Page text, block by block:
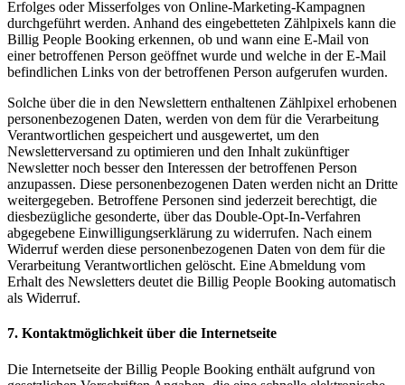
Erfolges oder Misserfolges von Online-Marketing-Kampagnen
durchgeführt werden. Anhand des eingebetteten Zählpixels kann die
Billig People Booking erkennen, ob und wann eine E-Mail von
einer betroffenen Person geöffnet wurde und welche in der E-Mail
befindlichen Links von der betroffenen Person aufgerufen wurden.
Solche über die in den Newslettern enthaltenen Zählpixel erhobenen
personenbezogenen Daten, werden von dem für die Verarbeitung
Verantwortlichen gespeichert und ausgewertet, um den
Newsletterversand zu optimieren und den Inhalt zukünftiger
Newsletter noch besser den Interessen der betroffenen Person
anzupassen. Diese personenbezogenen Daten werden nicht an Dritte
weitergegeben. Betroffene Personen sind jederzeit berechtigt, die
diesbezügliche gesonderte, über das Double-Opt-In-Verfahren
abgegebene Einwilligungserklärung zu widerrufen. Nach einem
Widerruf werden diese personenbezogenen Daten von dem für die
Verarbeitung Verantwortlichen gelöscht. Eine Abmeldung vom
Erhalt des Newsletters deutet die Billig People Booking automatisch
als Widerruf.
7. Kontaktmöglichkeit über die Internetseite
Die Internetseite der Billig People Booking enthält aufgrund von